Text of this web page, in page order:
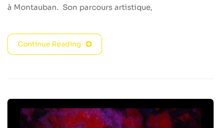
à Montauban. Son parcours artistique,
Continue Reading